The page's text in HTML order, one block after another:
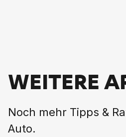
WEITERE
Noch mehr Tipps &
Auto.